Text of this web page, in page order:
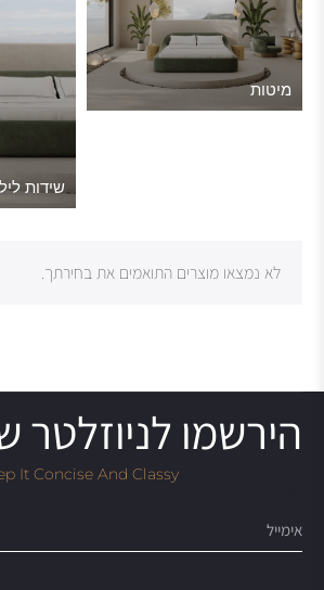
מיטות
שידות
לא נמצאו מוצרים התואמים את בחירתך.
הירשמו לניוזלטר
It Concise And Classy